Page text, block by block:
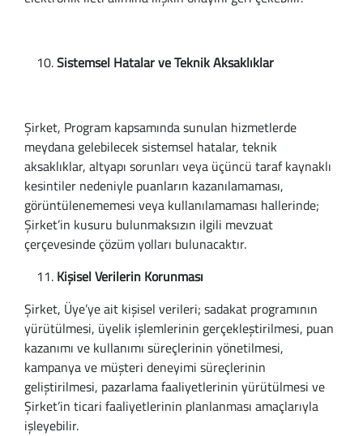
Sistemsel Hatalar ve Teknik Aksaklıklar
Şirket, Program kapsamında sunulan hizmetlerde
meydana gelebilecek sistemsel hatalar, teknik
aksaklıklar, altyapı sorunları veya üçüncü taraf kaynaklı
kesintiler nedeniyle puanların kazanılamaması,
görüntülenememesi veya kullanılamaması hallerinde;
Şirket’in kusuru bulunmaksızın ilgili mevzuat
çerçevesinde çözüm yolları bulunacaktır.
Kişisel Verilerin Korunması
Şirket, Üye’ye ait kişisel verileri; sadakat programının
yürütülmesi, üyelik işlemlerinin gerçekleştirilmesi, puan
kazanımı ve kullanımı süreçlerinin yönetilmesi,
kampanya ve müşteri deneyimi süreçlerinin
geliştirilmesi, pazarlama faaliyetlerinin yürütülmesi ve
Şirket’in ticari faaliyetlerinin planlanması amaçlarıyla
işleyebilir.